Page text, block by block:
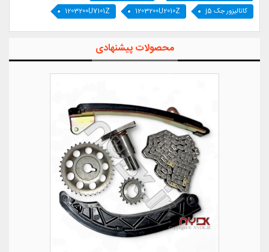
کاتالیزور جک j5
1203200U2010Z
1203200U7101Z
محصولات پیشنهادی